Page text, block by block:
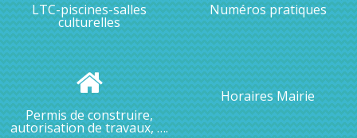
LTC-piscines-salles
culturelles
Numéros pratiques
Permis de construire,
autorisation de travaux, ….
Horaires Mairie